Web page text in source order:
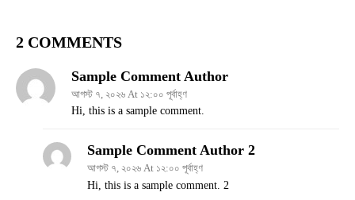
2 COMMENTS
Sample Comment Author
আগস্ট ৭, ২০২৬ At ১২:০০ পূর্বাহ্ণ
Hi, this is a sample comment.
Sample Comment Author 2
আগস্ট ৭, ২০২৬ At ১২:০০ পূর্বাহ্ণ
Hi, this is a sample comment. 2